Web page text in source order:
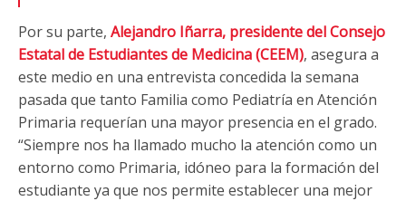
Por su parte, Alejandro Iñarra, presidente del Consejo
Estatal de Estudiantes de Medicina (CEEM), asegura a
este medio en una entrevista concedida la semana
pasada que tanto Familia como Pediatría en Atención
Primaria requerían una mayor presencia en el grado.
“Siempre nos ha llamado mucho la atención como un
entorno como Primaria, idóneo para la formación del
estudiante ya que nos permite establecer una mejor